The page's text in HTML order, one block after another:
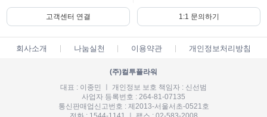
고객센터 연결 1:1 문의하기
회사소개 나눔실천 이용약관 개인정보처리방침
(주)컬투플라워
대표 : 이종민 ㅣ 개인정보 보호 책임자 : 신선범
사업자 등록번호 : 264-81-07135
통신판매업신고번호 : 제2013-서울서초-0521호